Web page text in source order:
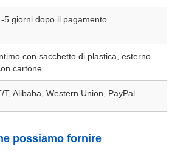
5 giorni dopo il pagamento
con sacchetto di plastica, esterno
cartone
T, Alibaba, Western Union, PayPal
possiamo fornire